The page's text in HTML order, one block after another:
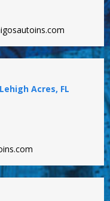
Acres, FL